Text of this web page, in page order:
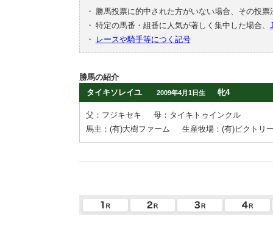
・
勝馬投票に的中された方がいない場合、その投
・ 特定の馬番・組番に人気が著しく集中した場合、
・
レースや騎手等につく記号
勝馬の紹介
タイキソレイユ
2009年4月1日生 牝4
父：フジキセキ
母：タイキトゥインクル
馬主：(有)大樹ファーム
生産牧場：(有)ビクトリ